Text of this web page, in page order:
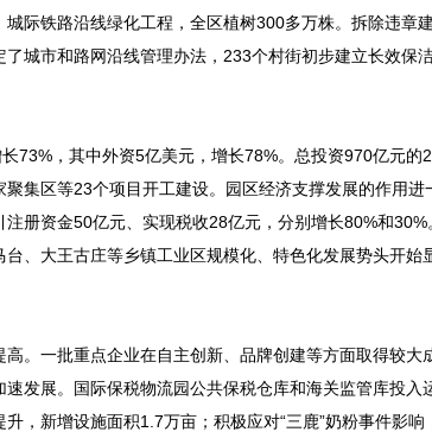
际铁路沿线绿化工程，全区植树300多万株。拆除违章
城市和路网沿线管理办法，233个村街初步建立长效保
，其中外资5亿美元，增长78%。总投资970亿元的
集区等23个项目开工建设。园区经济支撑发展的作用进
册资金50亿元、实现税收28亿元，分别增长80%和
、大王古庄等乡镇工业区规模化、特色化发展势头开始
。一批重点企业在自主创新、品牌创建等方面取得较大
发展。国际保税物流园公共保税仓库和海关监管库投入
，新增设施面积1.7万亩；积极应对“三鹿”奶粉事件影